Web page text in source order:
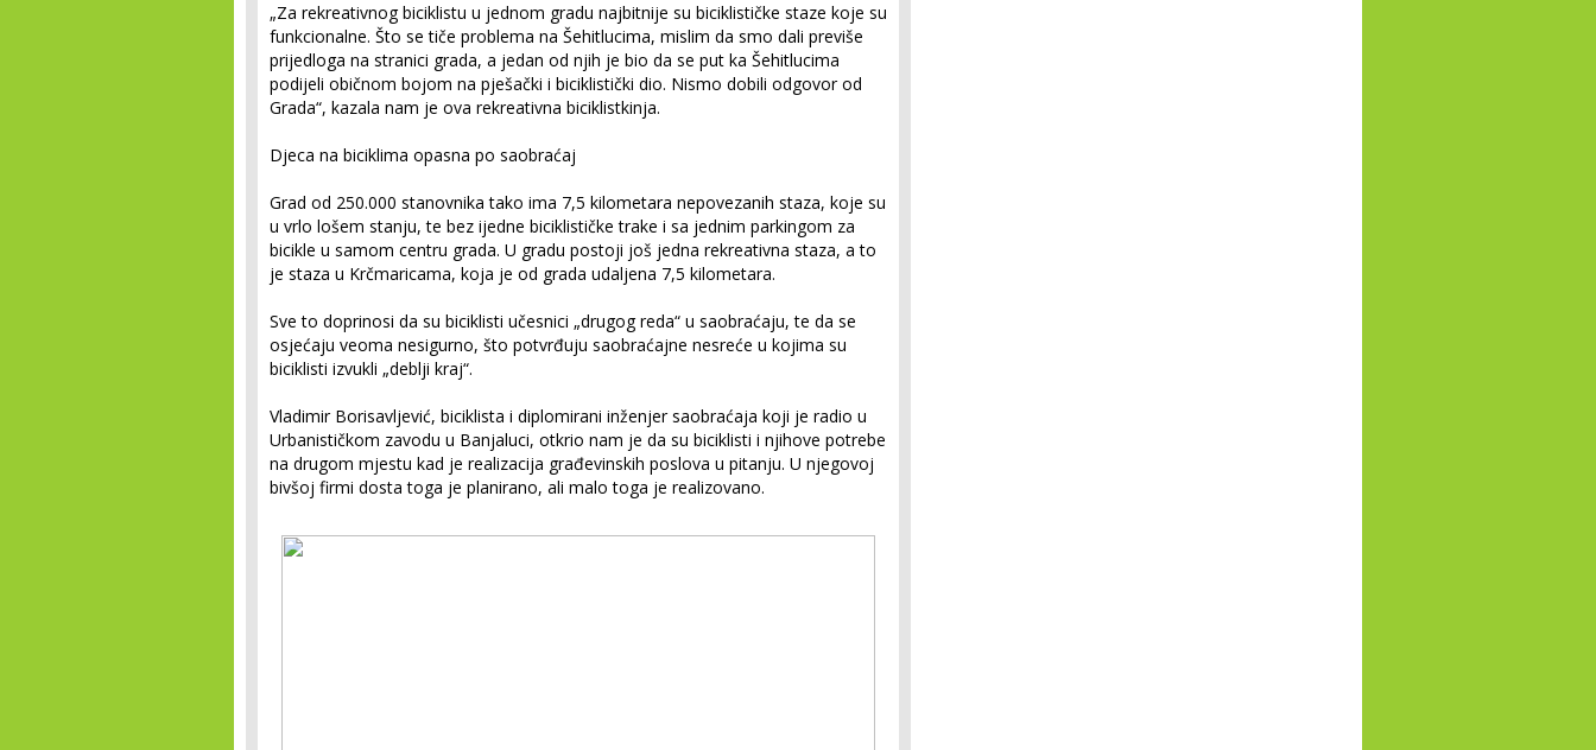
„Za rekreativnog biciklistu u jednom gradu najbitnije su biciklističke staze koje su
funkcionalne. Što se tiče problema na Šehitlucima, mislim da smo dali previše
prijedloga na stranici grada, a jedan od njih je bio da se put ka Šehitlucima
podijeli običnom bojom na pješački i biciklistički dio. Nismo dobili odgovor od
Grada“, kazala nam je ova rekreativna biciklistkinja.
Djeca na biciklima opasna po saobraćaj
Grad od 250.000 stanovnika tako ima 7,5 kilometara nepovezanih staza, koje su
u vrlo lošem stanju, te bez ijedne biciklističke trake i sa jednim parkingom za
bicikle u samom centru grada. U gradu postoji još jedna rekreativna staza, a to
je staza u Krčmaricama, koja je od grada udaljena 7,5 kilometara.
Sve to doprinosi da su biciklisti učesnici „drugog reda“ u saobraćaju, te da se
osjećaju veoma nesigurno, što potvrđuju saobraćajne nesreće u kojima su
biciklisti izvukli „deblji kraj“.
Vladimir Borisavljević, biciklista i diplomirani inženjer saobraćaja koji je radio u
Urbanističkom zavodu u Banjaluci, otkrio nam je da su biciklisti i njihove potrebe
na drugom mjestu kad je realizacija građevinskih poslova u pitanju. U njegovoj
bivšoj firmi dosta toga je planirano, ali malo toga je realizovano.